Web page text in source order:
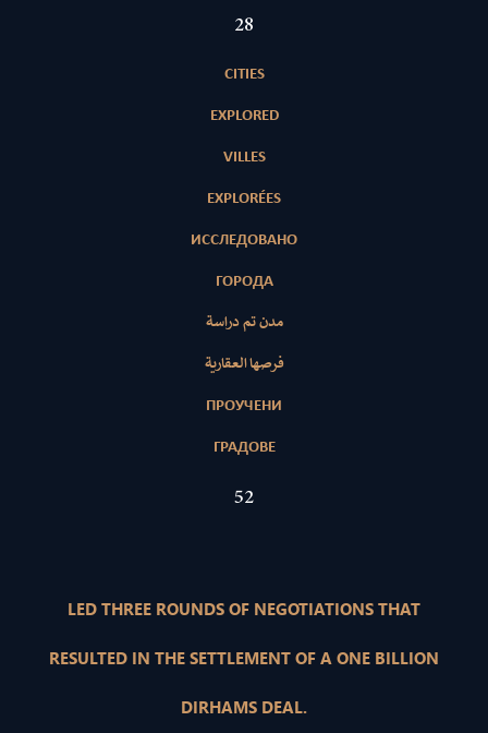
28
CITIES
EXPLORED
VILLES
EXPLORÉES
ИССЛЕДОВАНО
ГОРОДА
مدن تم دراسة
فرصها العقارية
ПРОУЧЕНИ
ГРАДОВЕ
52
LED THREE ROUNDS OF NEGOTIATIONS THAT
RESULTED IN THE SETTLEMENT OF A ONE BILLION
DIRHAMS DEAL.